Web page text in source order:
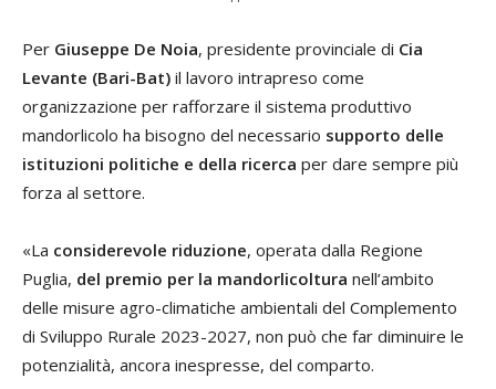
Per Giuseppe De Noia, presidente provinciale di Cia
Levante (Bari-Bat) il lavoro intrapreso come
organizzazione per rafforzare il sistema produttivo
mandorlicolo ha bisogno del necessario supporto delle
istituzioni politiche e della ricerca per dare sempre più
forza al settore.
«La considerevole riduzione, operata dalla Regione
Puglia, del premio per la mandorlicoltura nell’ambito
delle misure agro-climatiche ambientali del Complemento
di Sviluppo Rurale 2023-2027, non può che far diminuire le
potenzialità, ancora inespresse, del comparto.